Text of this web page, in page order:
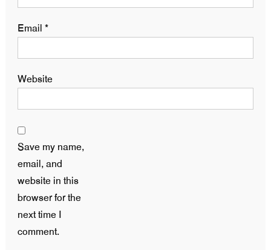
Email *
Website
Save my name,
email, and
website in this
browser for the
next time I
comment.